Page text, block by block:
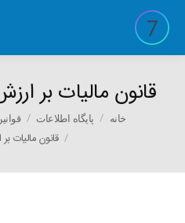
قانون مالیات بر ارزش
You are here:
خانه پایگاه اطلاعات
قانون مالیات